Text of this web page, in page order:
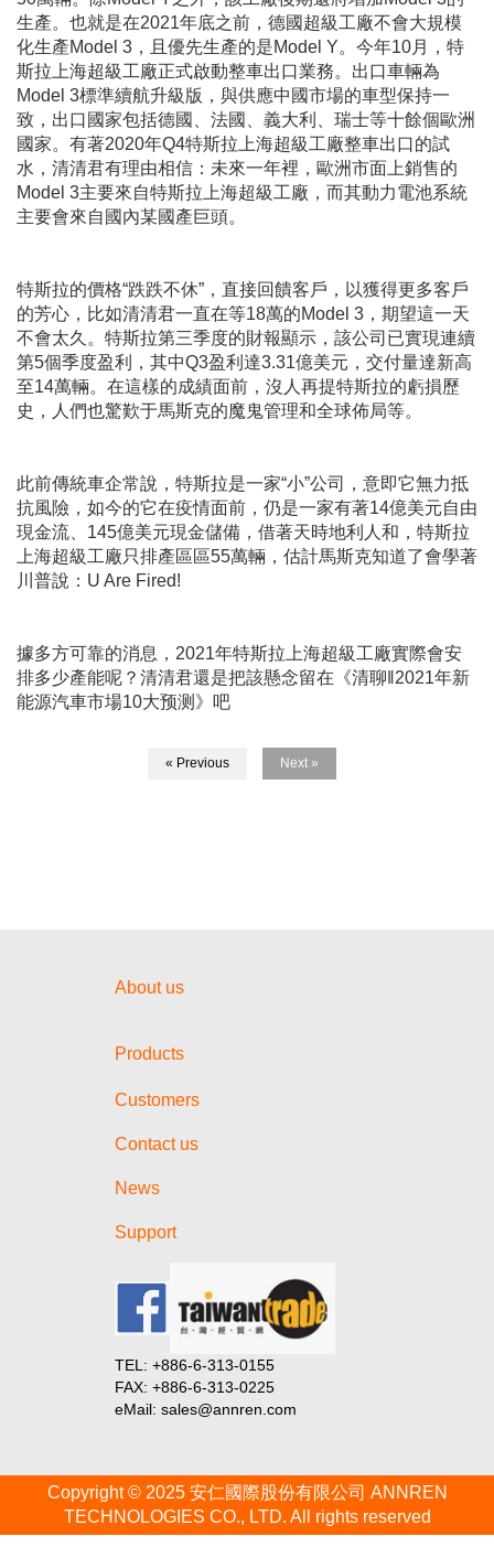
生產。也就是在2021年底之前，德國超級工廠不會大規模
化生產Model 3 ，且優先生產的是Model Y。今年10月，特
斯拉上海超級工廠正式啟動整車出口業務。出口車輛為
Model 3標準續航升級版，與供應中國市場的車型保持一
致，出口國家包括德國、法國、義大利、瑞士等十餘個歐洲
國家。有著2020年Q4特斯拉上海超級工廠整車出口的試
水，清清君有理由相信：未來一年裡，歐洲市面上銷售的
Model 3主要來自特斯拉上海超級工廠，而其動力電池系統
主要會來自國內某國產巨頭。
特斯拉的價格“跌跌不休” ，直接回饋客戶，以獲得更多客戶
的芳心，比如清清君一直在等18萬的Model 3 ，期望這一天
不會太久。特斯拉第三季度的財報顯示，該公司已實現連續
第5個季度盈利，其中Q3盈利達3.31億美元，交付量達新高
至14萬輛。在這樣的成績面前，沒人再提特斯拉的虧損歷
史，人們也驚歎于馬斯克的魔鬼管理和全球佈局等。
此前傳統車企常說，特斯拉是一家“小”公司，意即它無力抵
抗風險，如今的它在疫情面前，仍是一家有著14億美元自由
現金流、 145億美元現金儲備，借著天時地利人和，特斯拉
上海超級工廠只排產區區55萬輛，估計馬斯克知道了會學著
川普說： U Are Fired!
據多方可靠的消息， 2021年特斯拉上海超級工廠實際會安
排多少產能呢？清清君還是把該懸念留在《清聊‖ 2021年新
能源汽車市場10大预测》吧
« Previous Next »
About us
Products
Customers
Contact us
News
Support
TEL: +886-6-313-0155
FAX: +886-6-313-0225
eMail: sales@annren.com
Copyright © 2025 安仁國際股份有限公司 ANNREN
TECHNOLOGIES CO., LTD. All rights reserved